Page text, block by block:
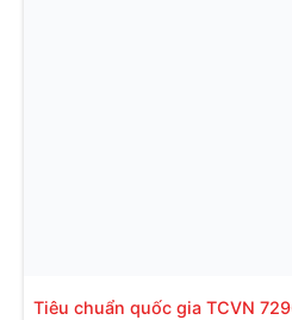
Tiêu chuẩn quốc gia TCVN